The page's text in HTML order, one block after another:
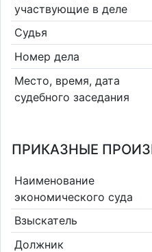
участвующие в деле
Судья
Номер дела
Место, время, дата
судебного заседания
ПРИКАЗНЫЕ
Наименование
экономического суда
Взыскатель
Должник